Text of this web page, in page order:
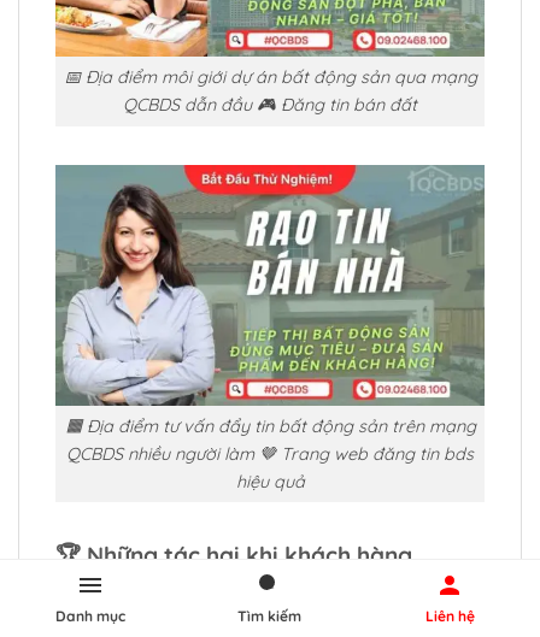
📅 Địa điểm môi giới dự án bất động sản qua mạng
QCBDS dẫn đầu 🎮 Đăng tin bán đất
🟧 Địa điểm tư vấn đẩy tin bất động sản trên mạng
QCBDS nhiều người làm 🤎 Trang web đăng tin bds
hiệu quả
🏆 Những tác hại khi khách hàng
không sử dụng dịch vụ quảng cáo bán
nhà qua mạng
Danh mục Tìm kiếm Liên hệ